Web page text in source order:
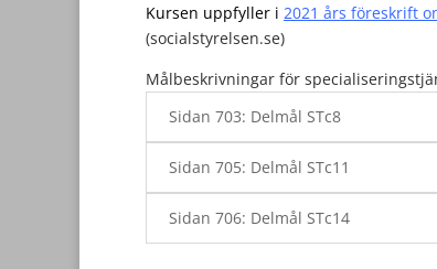
Kursen uppfyller i 2021 års föreskrift
(socialstyrelsen.se)
Målbeskrivningar för
Sidan 703: Delmål STc8
Sidan 705: Delmål STc11
Sidan 706: Delmål STc14